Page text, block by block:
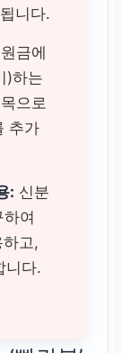
니다.
금에
)하는
으로
추가
: 신분
여
고,
니다.